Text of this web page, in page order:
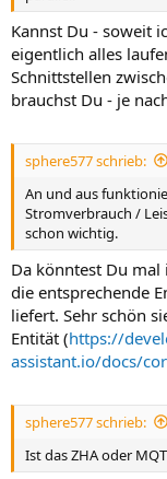
Kannst Du - soweit
eigentlich alles
Schnittstellen
brauchst Du - je
sphere577 schrieb:
An und aus
Stromverbrauch /
schon wichtig.
Da könntest Du mal
die entsprechende
liefert. Sehr schön
Entität (https://
assistant.io/docs/
sphere577 schrieb:
Ist das ZHA oder